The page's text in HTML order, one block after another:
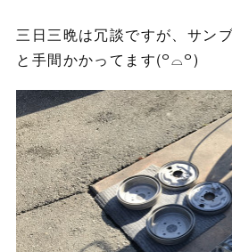
三日三晩は冗談ですが、サン
と手間かかってます(꒪⌓꒪)